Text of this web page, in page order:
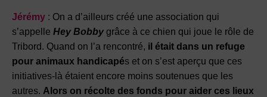
Jérémy : On a d’ailleurs créé une association qui
s’appelle Hey Bobby grâce à ce chien qui joue le rôle de
Tribord. Quand on l’a rencontré, il était dans un refuge
pour animaux handicapés et on s’est aperçu que ces
initiatives-là étaient encore moins soutenues que les
autres. Alors on récolte des fonds pour aider ces lieux